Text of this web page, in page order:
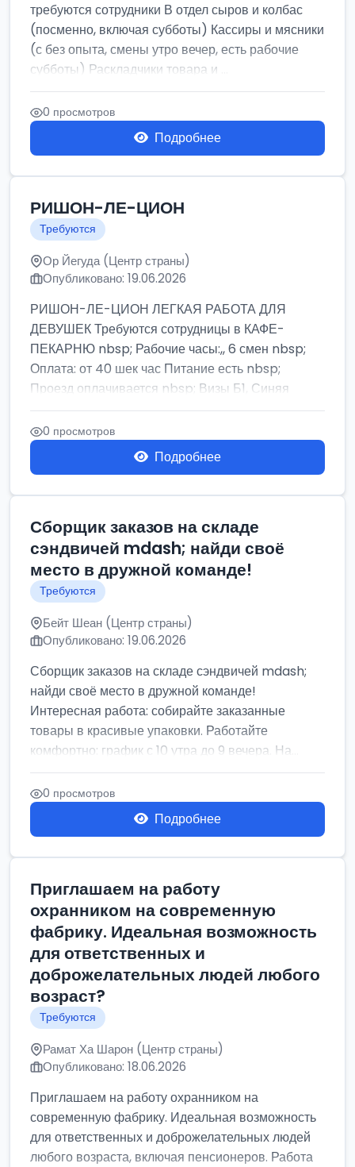
требуются сотрудники В отдел сыров и колбас
(посменно, включая субботы) Кассиры и мясники
(с без опыта, смены утро вечер, есть рабочие
субботы) Раскладчики товара и ...
0 просмотров
Подробнее
РИШОН-ЛЕ-ЦИОН
Требуются
Ор Йегуда (Центр страны)
Опубликовано: 19.06.2026
РИШОН-ЛЕ-ЦИОН ЛЕГКАЯ РАБОТА ДЛЯ
ДЕВУШЕК Требуются сотрудницы в КАФЕ-
ПЕКАРНЮ nbsp; Рабочие часы:,, 6 смен nbsp;
Оплата: от 40 шек час Питание есть nbsp;
Проезд оплачивается nbsp; Визы Б1, Синяя
бумага,...
0 просмотров
Подробнее
Сборщик заказов на складе
сэндвичей mdash; найди своё
место в дружной команде!
Требуются
Бейт Шеан (Центр страны)
Опубликовано: 19.06.2026
Сборщик заказов на складе сэндвичей mdash;
найди своё место в дружной команде!
Интересная работа: собирайте заказанные
товары в красивые упаковки. Работайте
комфортно: график с 10 утра до 9 вечера. На...
0 просмотров
Подробнее
Приглашаем на работу
охранником на современную
фабрику. Идеальная возможность
для ответственных и
доброжелательных людей любого
возраст?
Требуются
Рамат Ха Шарон (Центр страны)
Опубликовано: 18.06.2026
Приглашаем на работу охранником на
современную фабрику. Идеальная возможность
для ответственных и доброжелательных людей
любого возраста, включая пенсионеров. Работа